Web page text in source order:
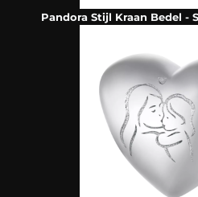
Pandora Stijl Kraan Bedel -